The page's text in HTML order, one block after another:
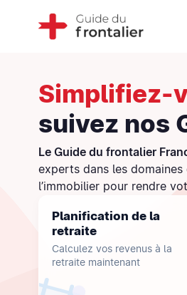
Simplifiez-
suivez nos
Le Guide du frontalier
experts dans les domaines
l’immobilier pour rendre
Planification de la
retraite
Calculez vos revenus à la
retraite maintenant